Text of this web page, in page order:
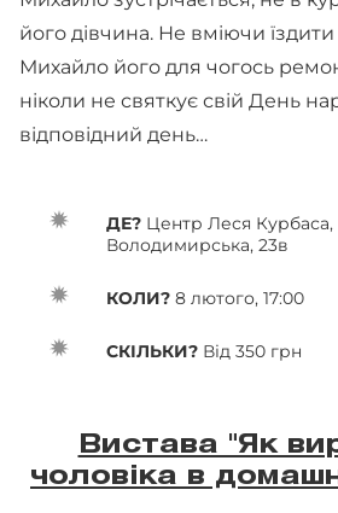
його дівчина. Не вміючи
Михайло його для чогось
ніколи не святкує свій День
відповідний день…
ДЕ? Центр Леся Курбаса,
Володимирська, 23в
КОЛИ? 8 лютого, 17:00
СКІЛЬКИ? Від 350 грн
Вистава "Як
чоловіка в